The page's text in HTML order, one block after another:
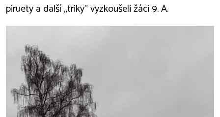
piruety a další „triky” vyzkoušeli žáci 9. A.